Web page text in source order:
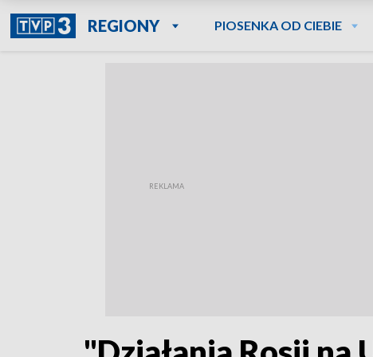
REGIONY PIOSENKA OD CIEBIE